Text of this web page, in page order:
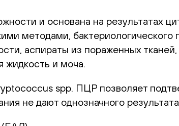
и основана на результатах
методами, бактериологического
аспираты из пораженных тканей,
и моча.
spp. ПЦР позволяет
не дают однозначного результата.